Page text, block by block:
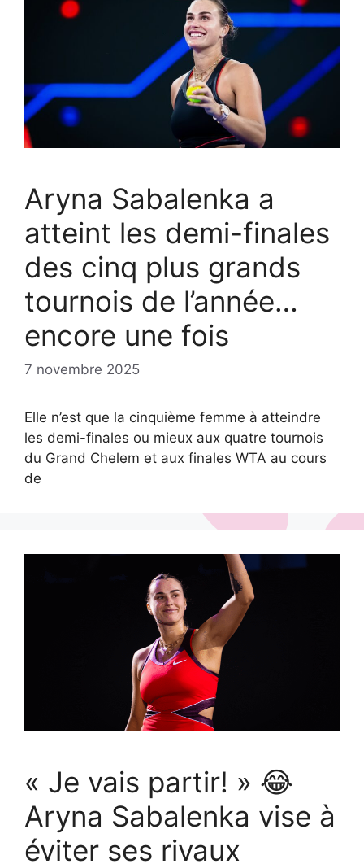
Aryna Sabalenka a
atteint les demi-finales
des cinq plus grands
tournois de l’année…
encore une fois
7 novembre 2025
Elle n’est que la cinquième femme à atteindre
les demi-finales ou mieux aux quatre tournois
du Grand Chelem et aux finales WTA au cours
de
« Je vais partir! » 😂
Aryna Sabalenka vise à
éviter ses rivaux